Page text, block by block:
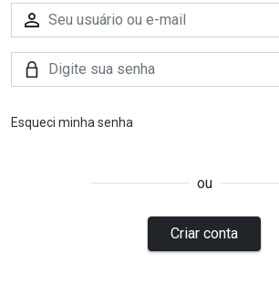
Esqueci minha senha
ou
Criar conta